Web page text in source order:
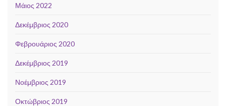
Μάιος 2022
Δεκέμβριος 2020
Φεβρουάριος 2020
Δεκέμβριος 2019
Νοέμβριος 2019
Οκτώβριος 2019